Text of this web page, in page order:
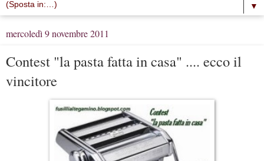
▼
mercoledì 9 novembre 2011
Contest "la pasta fatta in casa" .... ecco il
vincitore